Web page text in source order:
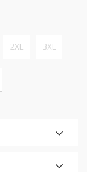
2XL 3XL